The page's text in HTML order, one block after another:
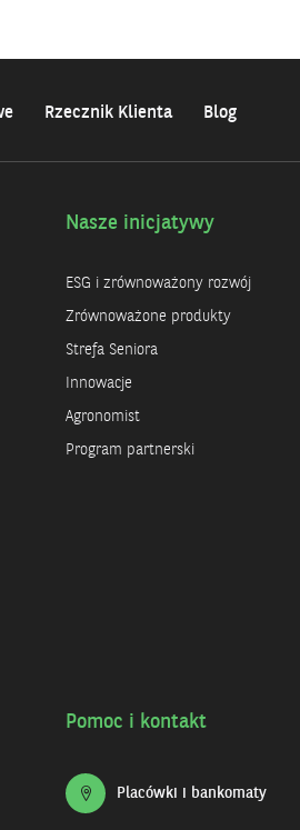
Rzecznik Klienta Blog
Nasze inicjatywy
ESG i zrównoważony rozwój
Zrównoważone produkty
Strefa Seniora
Innowacje
Agronomist
Program partnerski
Pomoc i kontakt
Placówki i bankomaty